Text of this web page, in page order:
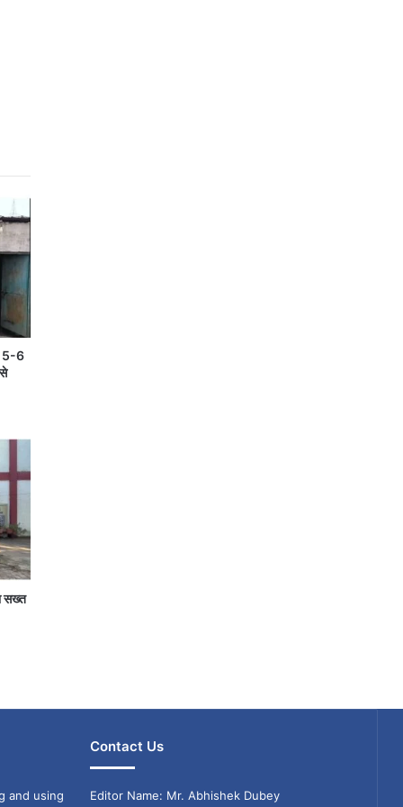
5-6
सख्त
and using
Contact Us
Editor Name: Mr. Abhishek Dubey